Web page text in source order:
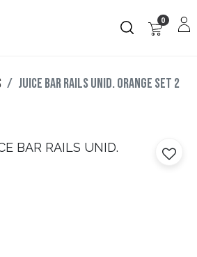
0
JUICE BAR RAILS UNID. ORANGE SET 2
BAR RAILS UNID.